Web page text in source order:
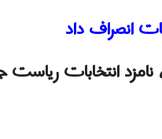
انصراف داد